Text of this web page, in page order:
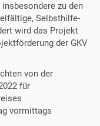
zu den
Selbsthilfe-
wird das Projekt
der GKV
von der
für
vormittags